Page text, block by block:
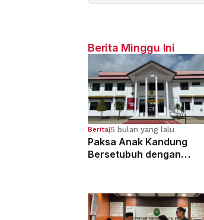
Berita Minggu Ini
Berita|5 bulan yang lalu
Paksa Anak Kandung
Bersetubuh dengan